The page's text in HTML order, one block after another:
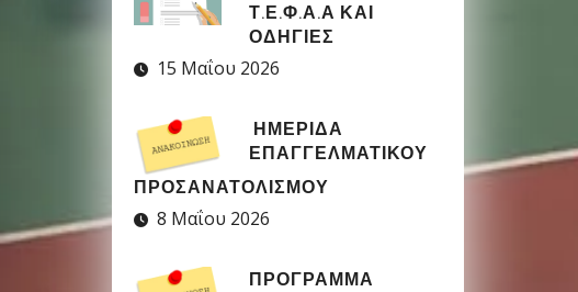
Τ.Ε.Φ.Α.Α ΚΑΙ
ΟΔΗΓΙΕΣ
15 Μαΐου 2026
ΗΜΕΡΙΔΑ
ΕΠΑΓΓΕΛΜΑΤΙΚΟΥ
ΠΡΟΣΑΝΑΤΟΛΙΣΜΟΥ
8 Μαΐου 2026
ΠΡΟΓΡΑΜΜΑ